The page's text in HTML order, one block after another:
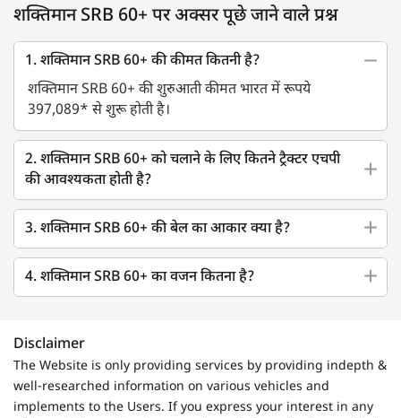
शक्तिमान SRB 60+ पर अक्सर पूछे जाने वाले प्रश्न
1. शक्तिमान SRB 60+ की कीमत कितनी है?
शक्तिमान SRB 60+ की शुरुआती कीमत भारत में रूपये
397,089* से शुरू होती है।
2. शक्तिमान SRB 60+ को चलाने के लिए कितने ट्रैक्टर एचपी
की आवश्यकता होती है?
3. शक्तिमान SRB 60+ की बेल का आकार क्या है?
4. शक्तिमान SRB 60+ का वजन कितना है?
Disclaimer
The Website is only providing services by providing indepth &
well-researched information on various vehicles and
implements to the Users. If you express your interest in any